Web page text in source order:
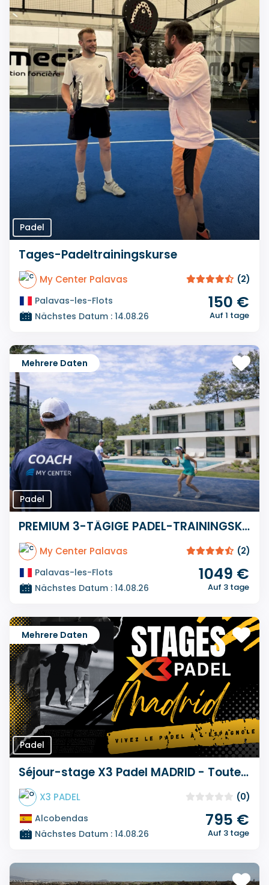
Padel
Tages-Padeltrainingskurse
My Center Palavas
(2)
Palavas-les-Flots
Nächstes Datum : 14.08.26
150 €
Auf 1 tage
Mehrere Daten
Padel
PREMIUM 3-TÄGIGE PADEL-TRAININGSKURSE
My Center Palavas
(2)
Palavas-les-Flots
Nächstes Datum : 14.08.26
1049 €
Auf 3 tage
Mehrere Daten
Padel
Séjour-stage X3 Padel MADRID - Toute l'année sur mesure
X3 PADEL
(0)
Alcobendas
Nächstes Datum : 14.08.26
795 €
Auf 3 tage